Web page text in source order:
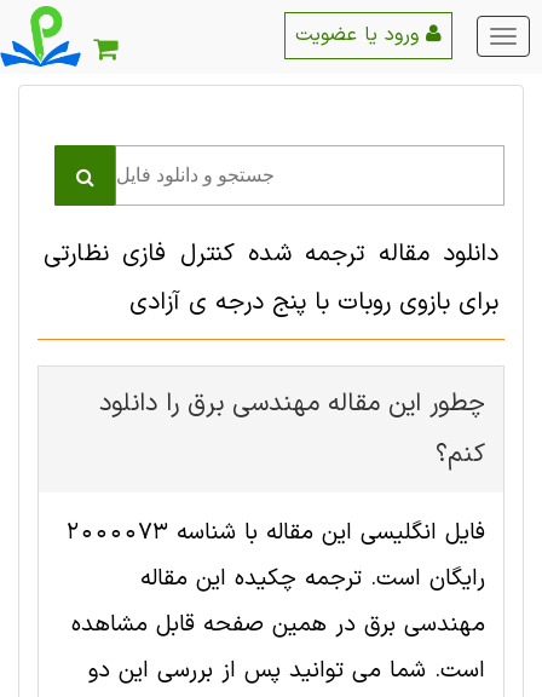
منو
اصلی
دانلود مقاله ترجمه شده کنترل فازی نظارتی
برای بازوی روبات با پنج درجه ی آزادی
چطور این مقاله مهندسی برق را دانلود
کنم؟
فایل انگلیسی این مقاله با شناسه 2000073
رایگان است. ترجمه چکیده این مقاله
مهندسی برق در همین صفحه قابل مشاهده
است. شما می توانید پس از بررسی این دو